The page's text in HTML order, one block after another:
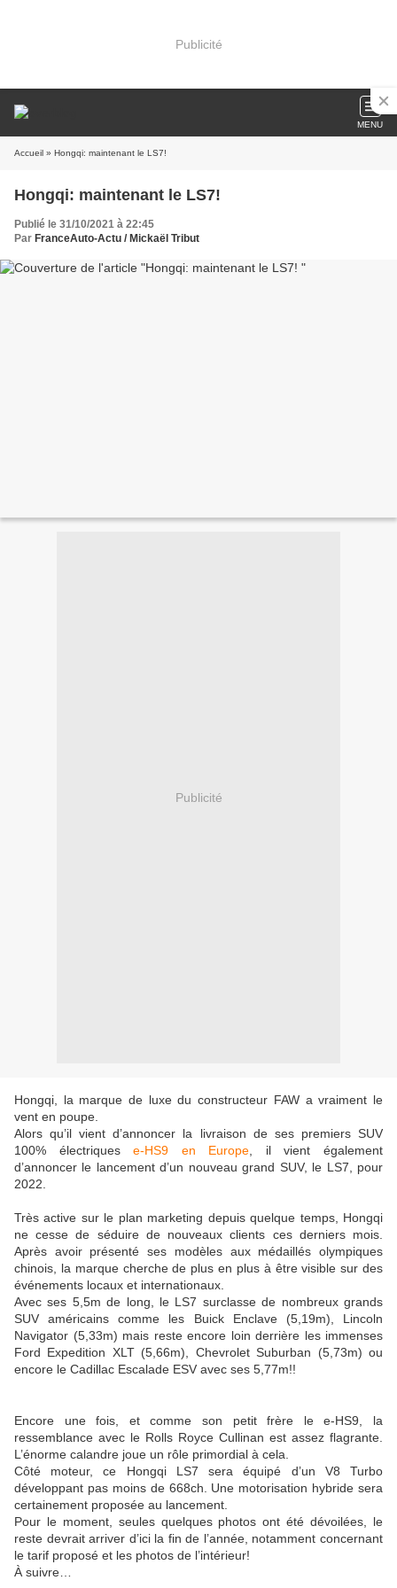
Publicité
MENU
Accueil » Hongqi: maintenant le LS7!
Hongqi: maintenant le LS7!
Publié le 31/10/2021 à 22:45
Par FranceAuto-Actu / Mickaël Tribut
Publicité
Hongqi, la marque de luxe du constructeur FAW a vraiment le
vent en poupe.
Alors qu’il vient d’annoncer la livraison de ses premiers SUV
100% électriquese-HS9 en Europe , il vient également
d’annoncer le lancement d’un nouveau grand SUV, le LS7, pour
2022.
Très active sur le plan marketing depuis quelque temps, Hongqi
ne cesse de séduire de nouveaux clients ces derniers mois.
Après avoir présenté ses modèles aux médaillés olympiques
chinois, la marque cherche de plus en plus à être visible sur des
événements locaux et internationaux.
Avec ses 5,5m de long, le LS7 surclasse de nombreux grands
SUV américains comme les Buick Enclave (5,19m), Lincoln
Navigator (5,33m) mais reste encore loin derrière les immenses
Ford Expedition XLT (5,66m), Chevrolet Suburban (5,73m) ou
encore le Cadillac Escalade ESV avec ses 5,77m!!
Encore une fois, et comme son petit frère le e-HS9, la
ressemblance avec le Rolls Royce Cullinan est assez flagrante.
L’énorme calandre joue un rôle primordial à cela.
Côté moteur, ce Hongqi LS7 sera équipé d’un V8 Turbo
développant pas moins de 668ch. Une motorisation hybride sera
certainement proposée au lancement.
Pour le moment, seules quelques photos ont été dévoilées, le
reste devrait arriver d’ici la fin de l’année, notamment concernant
le tarif proposé et les photos de l’intérieur!
À suivre…